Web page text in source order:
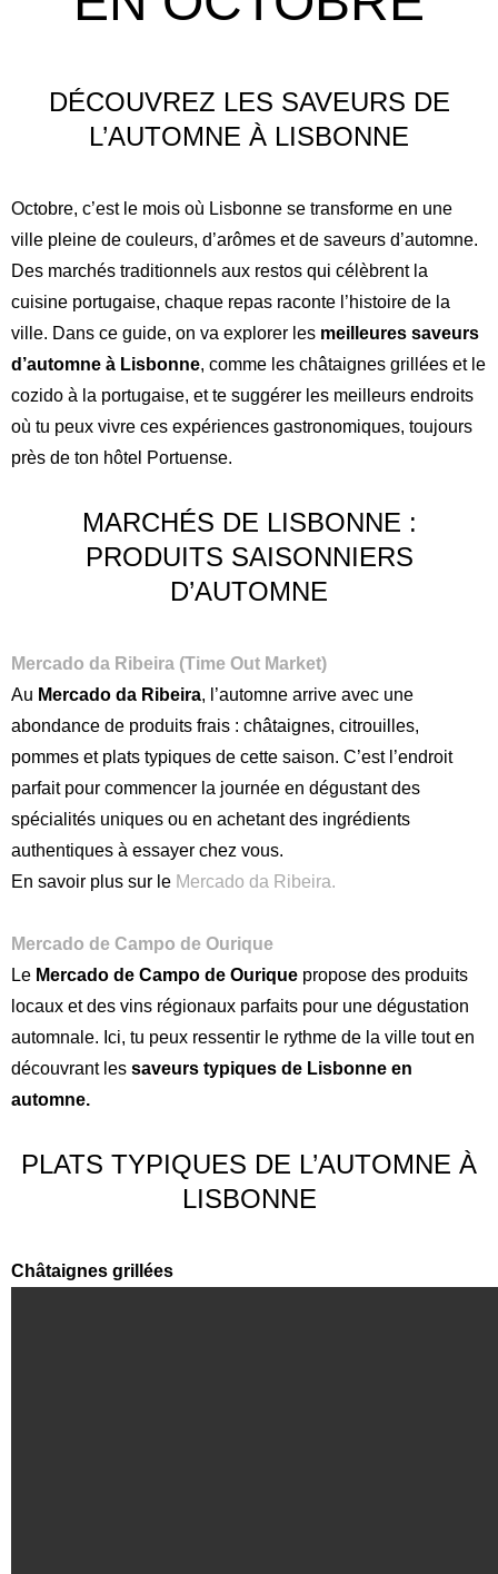
DÉCOUVREZ LES SAVEURS DE
L’AUTOMNE À LISBONNE
Octobre, c’est le mois où Lisbonne se transforme en une
ville pleine de couleurs, d’arômes et de saveurs d’automne.
Des marchés traditionnels aux restos qui célèbrent la
cuisine portugaise, chaque repas raconte l’histoire de la
ville. Dans ce guide, on va explorer les meilleures saveurs
d’automne à Lisbonne, comme les châtaignes grillées et le
cozido à la portugaise, et te suggérer les meilleurs endroits
où tu peux vivre ces expériences gastronomiques, toujours
près de ton hôtel Portuense.
MARCHÉS DE LISBONNE :
PRODUITS SAISONNIERS
D’AUTOMNE
Mercado da Ribeira (Time Out Market)
Au Mercado da Ribeira, l’automne arrive avec une
abondance de produits frais : châtaignes, citrouilles,
pommes et plats typiques de cette saison. C’est l’endroit
parfait pour commencer la journée en dégustant des
spécialités uniques ou en achetant des ingrédients
authentiques à essayer chez vous.
En savoir plus sur le Mercado da Ribeira.
Mercado de Campo de Ourique
Le Mercado de Campo de Ourique propose des produits
locaux et des vins régionaux parfaits pour une dégustation
automnale. Ici, tu peux ressentir le rythme de la ville tout en
découvrant les saveurs typiques de Lisbonne en
automne.
PLATS TYPIQUES DE L’AUTOMNE À
LISBONNE
Châtaignes grillées